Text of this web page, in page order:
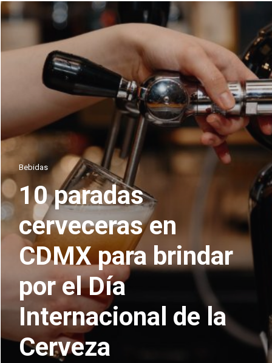
Bebidas
10 paradas
cerveceras en
CDMX para brindar
por el Día
Internacional de la
Cerveza